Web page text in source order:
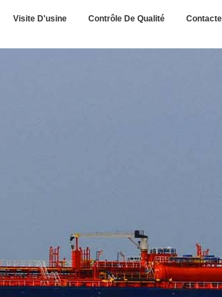
Visite D'usine Contrôle De Qualité